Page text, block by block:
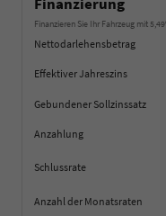
Finanzieren Sie Ihr Fahrzeug mit
Nettodarlehensbetrag
Effektiver Jahreszins
Gebundener Sollzinssatz
Anzahlung
Schlussrate
Anzahl der Monatsraten